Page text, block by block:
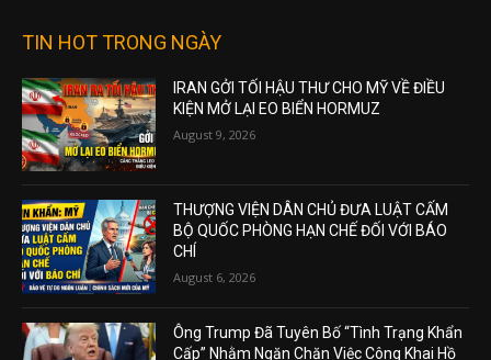
TIN HOT TRONG NGÀY
IRAN GỞI TỐI HẬU THƯ CHO MỸ VỀ ĐIỀU
KIỆN MỞ LẠI EO BIỂN HORMUZ
August 9, 2026
THƯỢNG VIỆN DÂN CHỦ ĐƯA LUẬT CẤM
BỘ QUỐC PHÒNG HẠN CHẾ ĐỐI VỚI BÁO
CHÍ
August 6, 2026
Ông Trump Đã Tuyên Bố “Tình Trạng Khẩn
Cấp” Nhằm Ngăn Chặn Việc Công Khai Hồ